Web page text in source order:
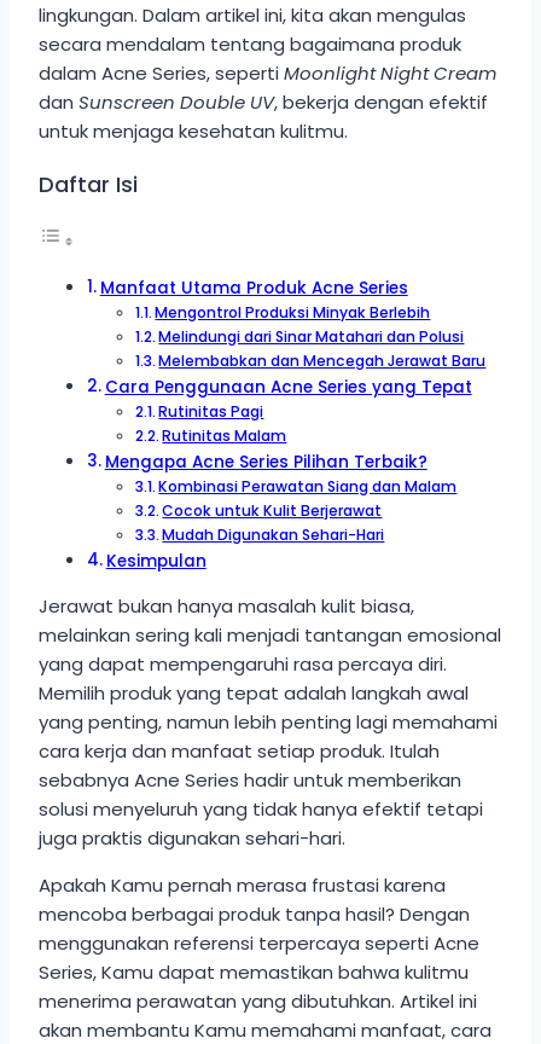
lingkungan. Dalam artikel ini, kita akan mengulas
secara mendalam tentang bagaimana produk
dalam Acne Series, seperti Moonlight Night Cream
dan Sunscreen Double UV, bekerja dengan efektif
untuk menjaga kesehatan kulitmu.
Daftar Isi
Manfaat Utama Produk Acne Series
Mengontrol Produksi Minyak Berlebih
Melindungi dari Sinar Matahari dan Polusi
Melembabkan dan Mencegah Jerawat Baru
Cara Penggunaan Acne Series yang Tepat
Rutinitas Pagi
Rutinitas Malam
Mengapa Acne Series Pilihan Terbaik?
Kombinasi Perawatan Siang dan Malam
Cocok untuk Kulit Berjerawat
Mudah Digunakan Sehari-Hari
Kesimpulan
Jerawat bukan hanya masalah kulit biasa,
melainkan sering kali menjadi tantangan emosional
yang dapat mempengaruhi rasa percaya diri.
Memilih produk yang tepat adalah langkah awal
yang penting, namun lebih penting lagi memahami
cara kerja dan manfaat setiap produk. Itulah
sebabnya Acne Series hadir untuk memberikan
solusi menyeluruh yang tidak hanya efektif tetapi
juga praktis digunakan sehari-hari.
Apakah Kamu pernah merasa frustasi karena
mencoba berbagai produk tanpa hasil? Dengan
menggunakan referensi terpercaya seperti Acne
Series, Kamu dapat memastikan bahwa kulitmu
menerima perawatan yang dibutuhkan. Artikel ini
akan membantu Kamu memahami manfaat, cara